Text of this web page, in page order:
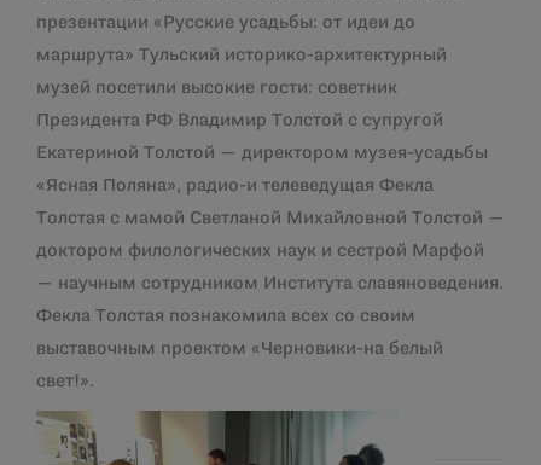
презентации «Русские усадьбы: от идеи до
маршрута» Тульский историко-архитектурный
музей посетили высокие гости: советник
Президента РФ Владимир Толстой с супругой
Екатериной Толстой — директором музея-усадьбы
«Ясная Поляна», радио-и телеведущая Фекла
Толстая с мамой Светланой Михайловной Толстой —
доктором филологических наук и сестрой Марфой
— научным сотрудником Института славяноведения.
Фекла Толстая познакомила всех со своим
выставочным проектом «Черновики-на белый
свет!».